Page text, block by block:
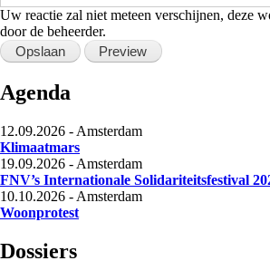
Uw reactie zal niet meteen verschijnen, deze
door de beheerder.
Agenda
12.09.2026 - Amsterdam
Klimaatmars
19.09.2026 - Amsterdam
FNV’s Internationale Solidariteitsfestival
10.10.2026 - Amsterdam
Woonprotest
Dossiers